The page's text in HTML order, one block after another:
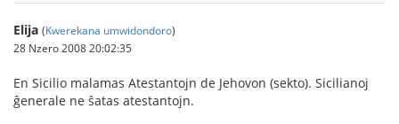
Elija (Kwerekana umwidondoro)
28 Nzero 2008 20:02:35
En Sicilio malamas Atestantojn de Jehovon (sekto). Sicilianoj
ĝenerale ne ŝatas atestantojn.